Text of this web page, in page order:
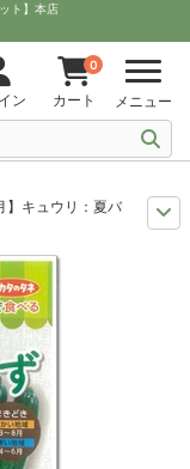
ット】本店
ン
0
カート メニュー
】キュウリ：夏バテ知
有効期限26年10月】キュ
限26年10月】キュウリ：